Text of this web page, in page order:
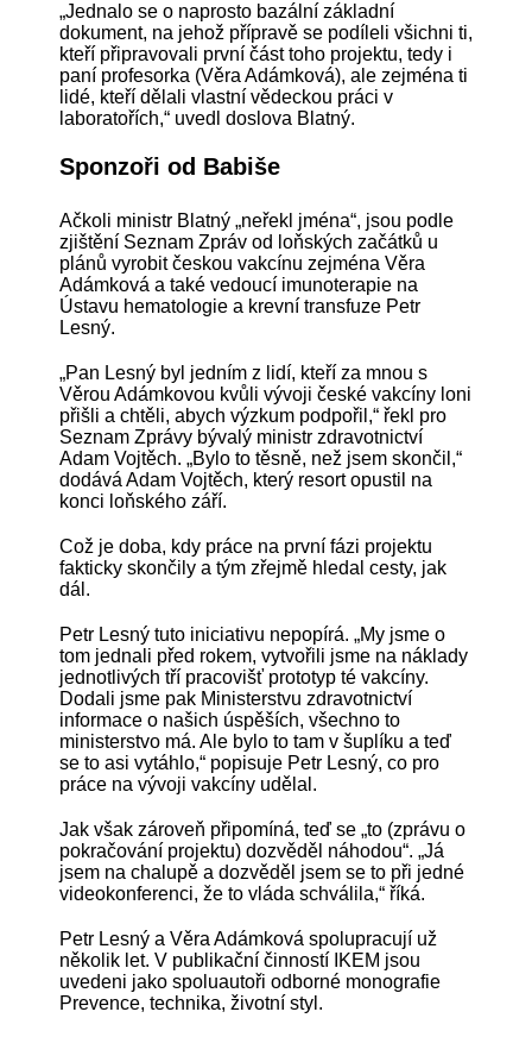
„Jednalo se o naprosto bazální základní
dokument, na jehož přípravě se podíleli všichni ti,
kteří připravovali první část toho projektu, tedy i
paní profesorka (Věra Adámková), ale zejména ti
lidé, kteří dělali vlastní vědeckou práci v
laboratořích,“ uvedl doslova Blatný.
Sponzoři od Babiše
Ačkoli ministr Blatný „neřekl jména“, jsou podle
zjištění Seznam Zpráv od loňských začátků u
plánů vyrobit českou vakcínu zejména Věra
Adámková a také vedoucí imunoterapie na
Ústavu hematologie a krevní transfuze Petr
Lesný.
„Pan Lesný byl jedním z lidí, kteří za mnou s
Věrou Adámkovou kvůli vývoji české vakcíny loni
přišli a chtěli, abych výzkum podpořil,“ řekl pro
Seznam Zprávy bývalý ministr zdravotnictví
Adam Vojtěch. „Bylo to těsně, než jsem skončil,“
dodává Adam Vojtěch, který resort opustil na
konci loňského září.
Což je doba, kdy práce na první fázi projektu
fakticky skončily a tým zřejmě hledal cesty, jak
dál.
Petr Lesný tuto iniciativu nepopírá. „My jsme o
tom jednali před rokem, vytvořili jsme na náklady
jednotlivých tří pracovišť prototyp té vakcíny.
Dodali jsme pak Ministerstvu zdravotnictví
informace o našich úspěších, všechno to
ministerstvo má. Ale bylo to tam v šuplíku a teď
se to asi vytáhlo,“ popisuje Petr Lesný, co pro
práce na vývoji vakcíny udělal.
Jak však zároveň připomíná, teď se „to (zprávu o
pokračování projektu) dozvěděl náhodou“. „Já
jsem na chalupě a dozvěděl jsem se to při jedné
videokonferenci, že to vláda schválila,“ říká.
Petr Lesný a Věra Adámková spolupracují už
několik let. V publikační činností IKEM jsou
uvedeni jako spoluautoři odborné monografie
Prevence, technika, životní styl.